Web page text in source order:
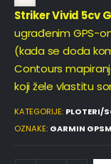
Striker Vivid 5cv
ugrađenim GPS-
(kada se doda
Contours
koji žele vlastitu
KATEGORIJE: PLOTERI/
OZNAKE: GARMIN